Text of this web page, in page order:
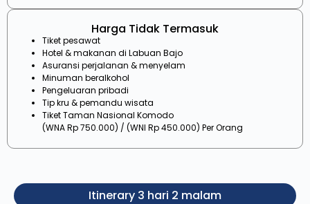
Harga Tidak Termasuk
Tiket pesawat
Hotel & makanan di Labuan Bajo
Asuransi perjalanan & menyelam
Minuman beralkohol
Pengeluaran pribadi
Tip kru & pemandu wisata
Tiket Taman Nasional Komodo
(WNA Rp 750.000) / (WNI Rp 450.000) Per Orang
Itinerary 3 hari 2 malam